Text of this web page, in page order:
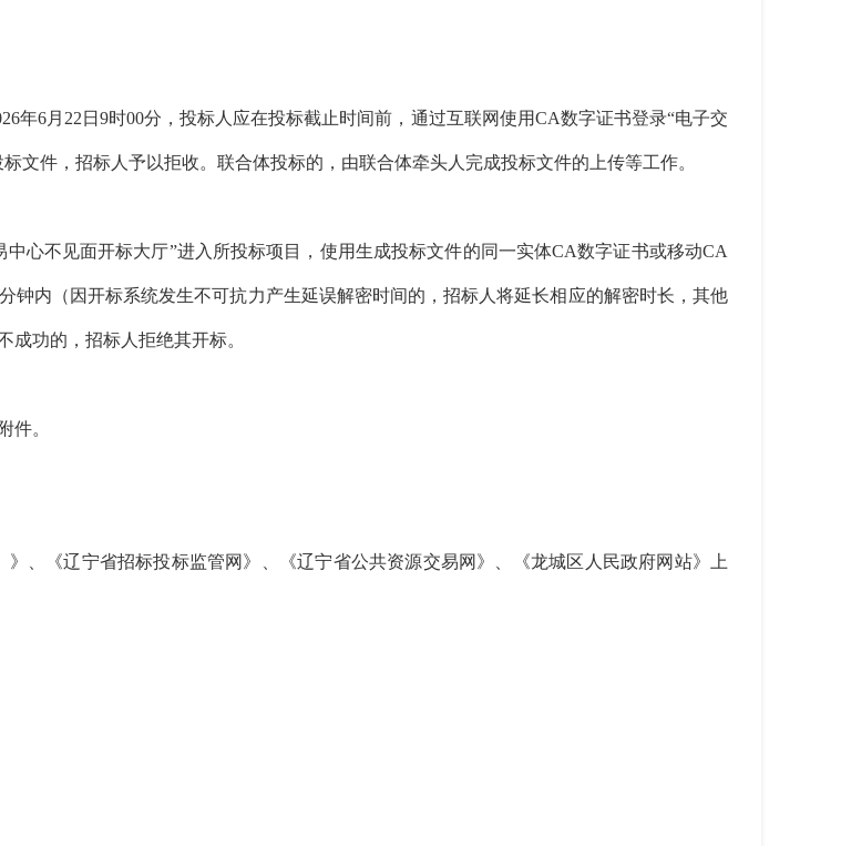
6月22日9时00分，投标人应在投标截止时间前，通过互联网使用CA数字证书登录“电子交
文件，招标人予以拒收。联合体投标的，由联合体牵头人完成投标文件的上传等工作。
不见面开标大厅”进入所投标项目，使用生成投标文件的同一实体CA数字证书或移动CA
钟内（因开标系统发生不可抗力产生延误解密时间的，招标人将延长相应的解密时长，其他
成功的，招标人拒绝其开标。
件。
《辽宁省招标投标监管网》、《辽宁省公共资源交易网》、《龙城区人民政府网站》上